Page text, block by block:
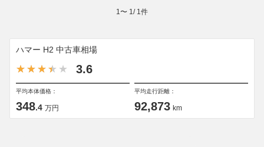
1 〜 1 / 1 件
ハマー H2 中古車相場
3.6
平均本体価格：
348.4 万円
平均走行距離：
92,873 km